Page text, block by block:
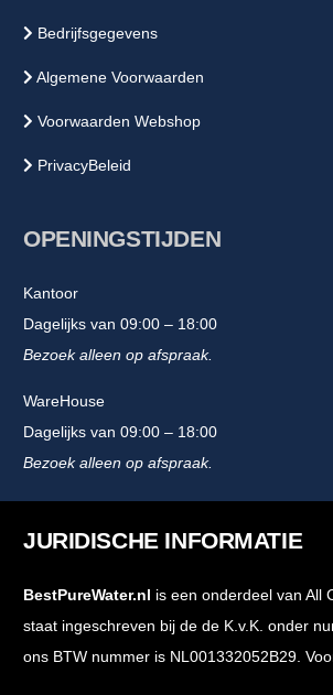
Bedrijfsgegevens
Algemene Voorwaarden
Voorwaarden Webshop
PrivacyBeleid
OPENINGSTIJDEN
Kantoor
Dagelijks van 09:00 – 18:00
Bezoek alleen op afspraak.
WareHouse
Dagelijks van 09:00 – 18:00
Bezoek alleen op afspraak.
JURIDISCHE INFORMATIE
BestPureWater.nl is een onderdeel van All
staat ingeschreven bij de de K.v.K. onder
ons BTW nummer is NL001332052B29.